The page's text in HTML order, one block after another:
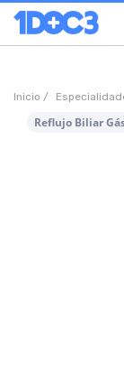
Inicio /
Reflujo Biliar